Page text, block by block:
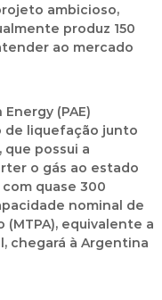
ambicioso,
produz 150
ao mercado
(PAE)
de liquefação junto
que possui a
o gás ao estado
com quase 300
nominal de
equivalente a
chegará à Argentina